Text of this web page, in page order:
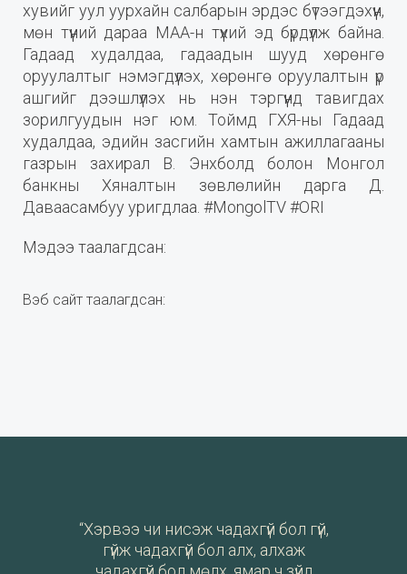
хувийг уул уурхайн салбарын эрдэс бүтээгдэхүүн,
мөн түүний дараа МАА-н түүхий эд бүрдүүлж байна.
Гадаад худалдаа, гадаадын шууд хөрөнгө
оруулалтыг нэмэгдүүлэх, хөрөнгө оруулалтын үр
ашгийг дээшлүүлэх нь нэн тэргүүнд тавигдах
зорилгуудын нэг юм. Тоймд ГХЯ-ны Гадаад
худалдаа, эдийн засгийн хамтын ажиллагааны
газрын захирал В. Энхболд болон Монгол
банкны Хяналтын зөвлөлийн дарга Д.
Даваасамбуу уригдлаа. #MongolTV #ORI
Мэдээ таалагдсан:
Вэб сайт таалагдсан:
“Хэрвээ чи нисэж чадахгүй бол гүй,
гүйж чадахгүй бол алх, алхаж